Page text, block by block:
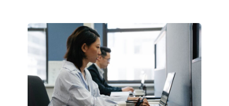
БИЗНЕСА:
КАКИЕ
3
ЗАДАЧИ
ЕМУ
МОЖНО